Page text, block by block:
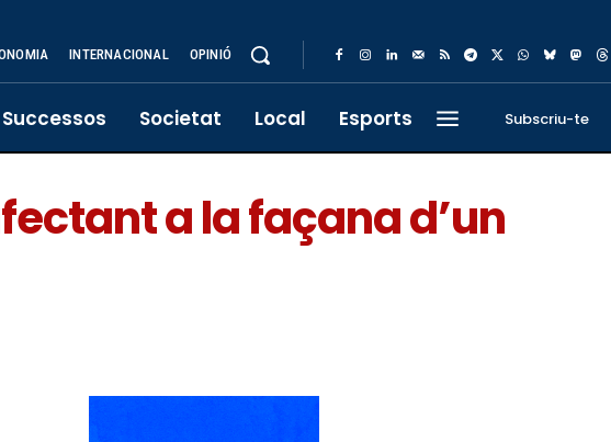
INTERNACIONAL OPINIÓ
Successos Societat Local Esports Subscriu-te
a la façana d’un